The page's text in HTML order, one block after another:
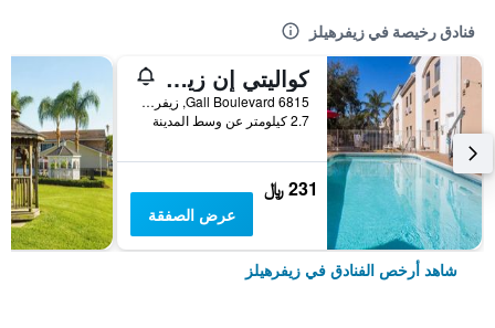
فنادق رخيصة في زيفرهيلز
كواليتي إن زيفرهيلز - دايد سيتي
6815 Gall Boulevard, زيفرهيلز, FL, الولايات المتحدة الأميريكية
2.7 كيلومتر عن وسط المدينة
231 ﷼
عرض الصفقة
شاهد أرخص الفنادق في زيفرهيلز